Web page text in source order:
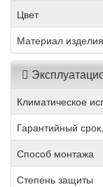
Цвет
Материал изделия
Климатическое
Гарантийный
Способ монтажа
Степень защиты